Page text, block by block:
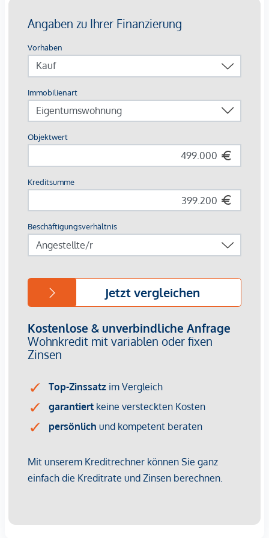
Highlights auf einen Blick
Europas erstes Stadtquartier in Holzbauweise
CO²-neutrale Energieversorgung durch Geothermie &
253 Wohnungen von 34 – 108 m²
Jede Einheit mit Außenfläche
Perfekte Innenstadtlage mit Natur, Kultur und Kulinarik
Beim Kauf einer 3- oder 4-Zimmerwohnung kann ein Kfz-
Stellplatz in der hauseigenen Tiefgarage um € 44.000,-
erworben werden.
Provisionsfrei für den Käufer!
Wir weisen darauf hin, dass zwischen dem Vermittler und
dem zu vermittelnden Dritten ein familiäres oder
wirtschaftliches Naheverhältnis besteht.
Der Vermittler ist als Doppelmakler tätig.
Infrastruktur / Entfernungen
Gesundheit
Arzt <500m
Klinik <500m
Krankenhaus <1.250m